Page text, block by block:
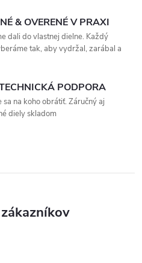
& OVERENÉ V PRAXI
dali do vlastnej dielne. Každý
tak, aby vydržal, zarábal a
PODPORA
na koho obrátiť. Záručný aj
diely skladom